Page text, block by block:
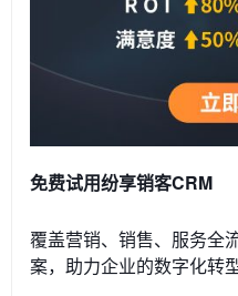
免费试用纷享销客CRM
覆盖营销、销售、服务全
案，助力企业的数字化转型